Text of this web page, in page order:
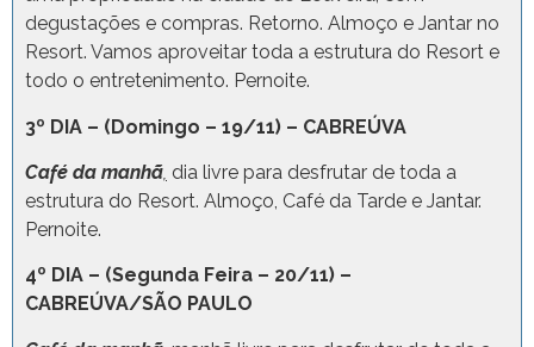
degustações e compras. Retorno. Almoço e Jantar no
Resort. Vamos aproveitar toda a estrutura do Resort e
todo o entretenimento. Pernoite.
3º DIA – (Domingo – 19/11) – CABREÚVA
Café da manhã, dia livre para desfrutar de toda a
estrutura do Resort. Almoço, Café da Tarde e Jantar.
Pernoite.
4º DIA – (Segunda Feira – 20/11) –
CABREÚVA/SÃO PAULO